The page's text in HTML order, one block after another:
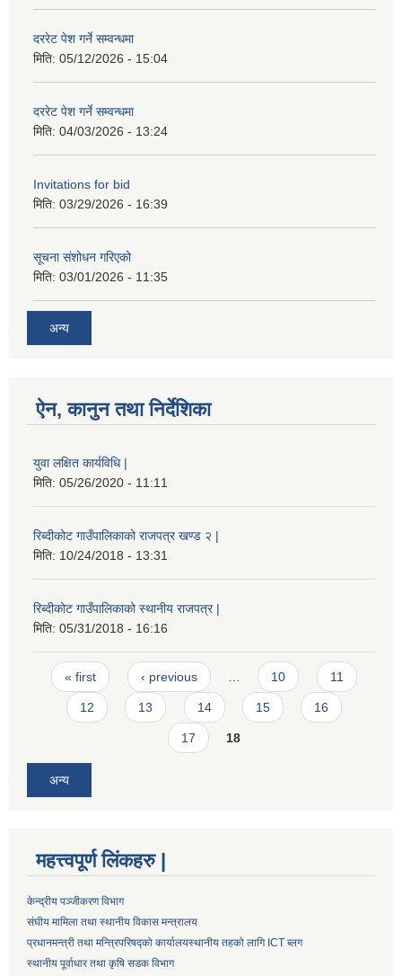
दररेट पेश गर्ने सम्वन्धमा
मिति: 05/12/2026 - 15:04
दररेट पेश गर्ने सम्वन्धमा
मिति: 04/03/2026 - 13:24
Invitations for bid
मिति: 03/29/2026 - 16:39
सूचना संशोधन गरिएको
मिति: 03/01/2026 - 11:35
अन्य
ऐन, कानुन तथा निर्देशिका
युवा लक्षित कार्यविधि |
मिति: 05/26/2020 - 11:11
रिब्दीकोट गाउँपालिकाको राजपत्र खण्ड २ |
मिति: 10/24/2018 - 13:31
रिब्दीकोट गाउँपालिकाको स्थानीय राजपत्र |
मिति: 05/31/2018 - 16:16
Pages
« first ‹ previous … 10 11
12 13 14 15 16
17 18
अन्य
महत्त्वपूर्ण लिंकहरु |
केन्द्रीय पञ्जीकरण विभाग
संघीय मामिला तथा स्थानीय विकास मन्त्रालय
प्रधानमन्त्री तथा मन्त्रिपरिषद्को कार्यालयस्थानीय तहको लागि ICT ब्लग
स्थानीय पूर्वाधार तथा कृषि सडक विभाग